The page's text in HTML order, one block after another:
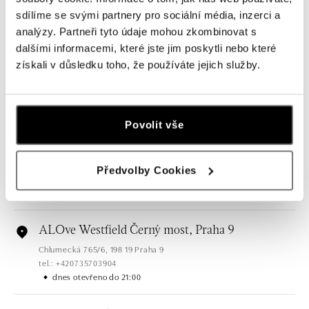
sdílíme se svými partnery pro sociální média, inzerci a
analýzy. Partneři tyto údaje mohou zkombinovat s
dalšími informacemi, které jste jim poskytli nebo které
získali v důsledku toho, že používáte jejich služby.
Povolit vše
Předvolby Cookies
Všechny Česko Slovensko
ALOve OC Nový Smíchov, Praha 5
tel.: +420736509250
dnes otevřeno do 21:00
ALOve OC Olympia, Brno
U Dálnice 777, 664 42 Brno
tel.: +420604389337
dnes otevřeno do 21:00
ALOve Westfield Černý most, Praha 9
Chlumecká 765/6, 198 19 Praha 9
tel.: +420735703904
dnes otevřeno do 21:00